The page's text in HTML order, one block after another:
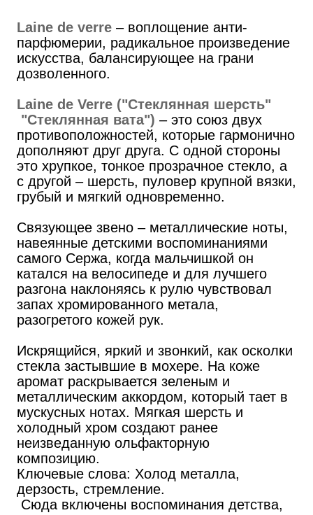
Laine de verre – воплощение анти-
парфюмерии, радикальное произведение
искусства, балансирующее на грани
дозволенного.
Laine de Verre ("Стеклянная шерсть"
"Стеклянная вата") – это союз двух
противоположностей, которые гармонично
дополняют друг друга. С одной стороны
это хрупкое, тонкое прозрачное стекло, а
с другой – шерсть, пуловер крупной вязки,
грубый и мягкий одновременно.
Связующее звено – металлические ноты,
навеянные детскими воспоминаниями
самого Сержа, когда мальчишкой он
катался на велосипеде и для лучшего
разгона наклоняясь к рулю чувствовал
запах хромированного метала,
разогретого кожей рук.
Искрящийся, яркий и звонкий, как осколки
стекла застывшие в мохере. На коже
аромат раскрывается зеленым и
металлическим аккордом, который тает в
мускусных нотах. Мягкая шерсть и
холодный хром создают ранее
неизведанную ольфакторную
композицию.
Ключевые слова: Холод металла,
дерзость, стремление.
Сюда включены воспоминания детства,